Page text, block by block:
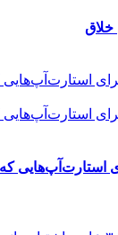
خلاق
استارت‌آپ‌هایی که